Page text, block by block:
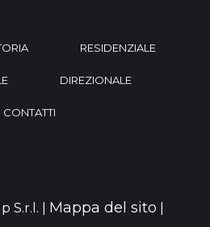
RESIDENZIALE
DIREZIONALE
CONTATTI
S.r.l. | Mappa del sito